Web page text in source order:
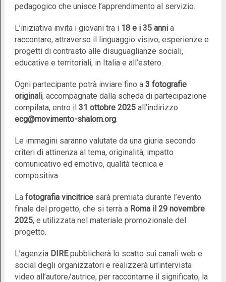
pedagogico che unisce l’apprendimento al servizio.
L’iniziativa invita i giovani tra i 18 e i 35 annia
raccontare, attraverso il linguaggio visivo, esperienze e
progetti di contrasto alle disuguaglianze sociali,
educative e territoriali, in Italia e all’estero.
Ogni partecipante potrà inviare fino a 3 fotografie
originali, accompagnate dalla scheda di partecipazione
compilata, entro il 31 ottobre 2025all’indirizzo
ecg@movimento-shalom.org.
Le immagini saranno valutate da una giuria secondo
criteri di attinenza al tema, originalità, impatto
comunicativo ed emotivo, qualità tecnica e
compositiva.
La fotografia vincitricesarà premiata durante l’evento
finale del progetto, che si terrà a Roma il 29 novembre
2025, e utilizzata nel materiale promozionale del
progetto.
L’agenzia DIREpubblicherà lo scatto sui canali web e
social degli organizzatori e realizzerà un’intervista
video all’autore/autrice, per raccontarne il significato, la